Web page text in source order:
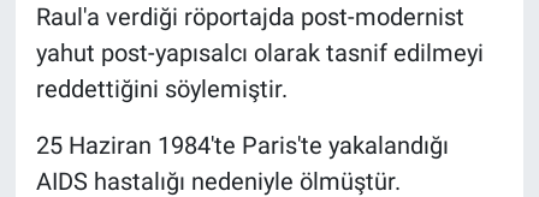
Raul'a verdiği röportajda post-modernist
yahut post-yapısalcı olarak tasnif edilmeyi
reddettiğini söylemiştir.
25 Haziran 1984'te Paris'te yakalandığı
AIDS hastalığı nedeniyle ölmüştür.